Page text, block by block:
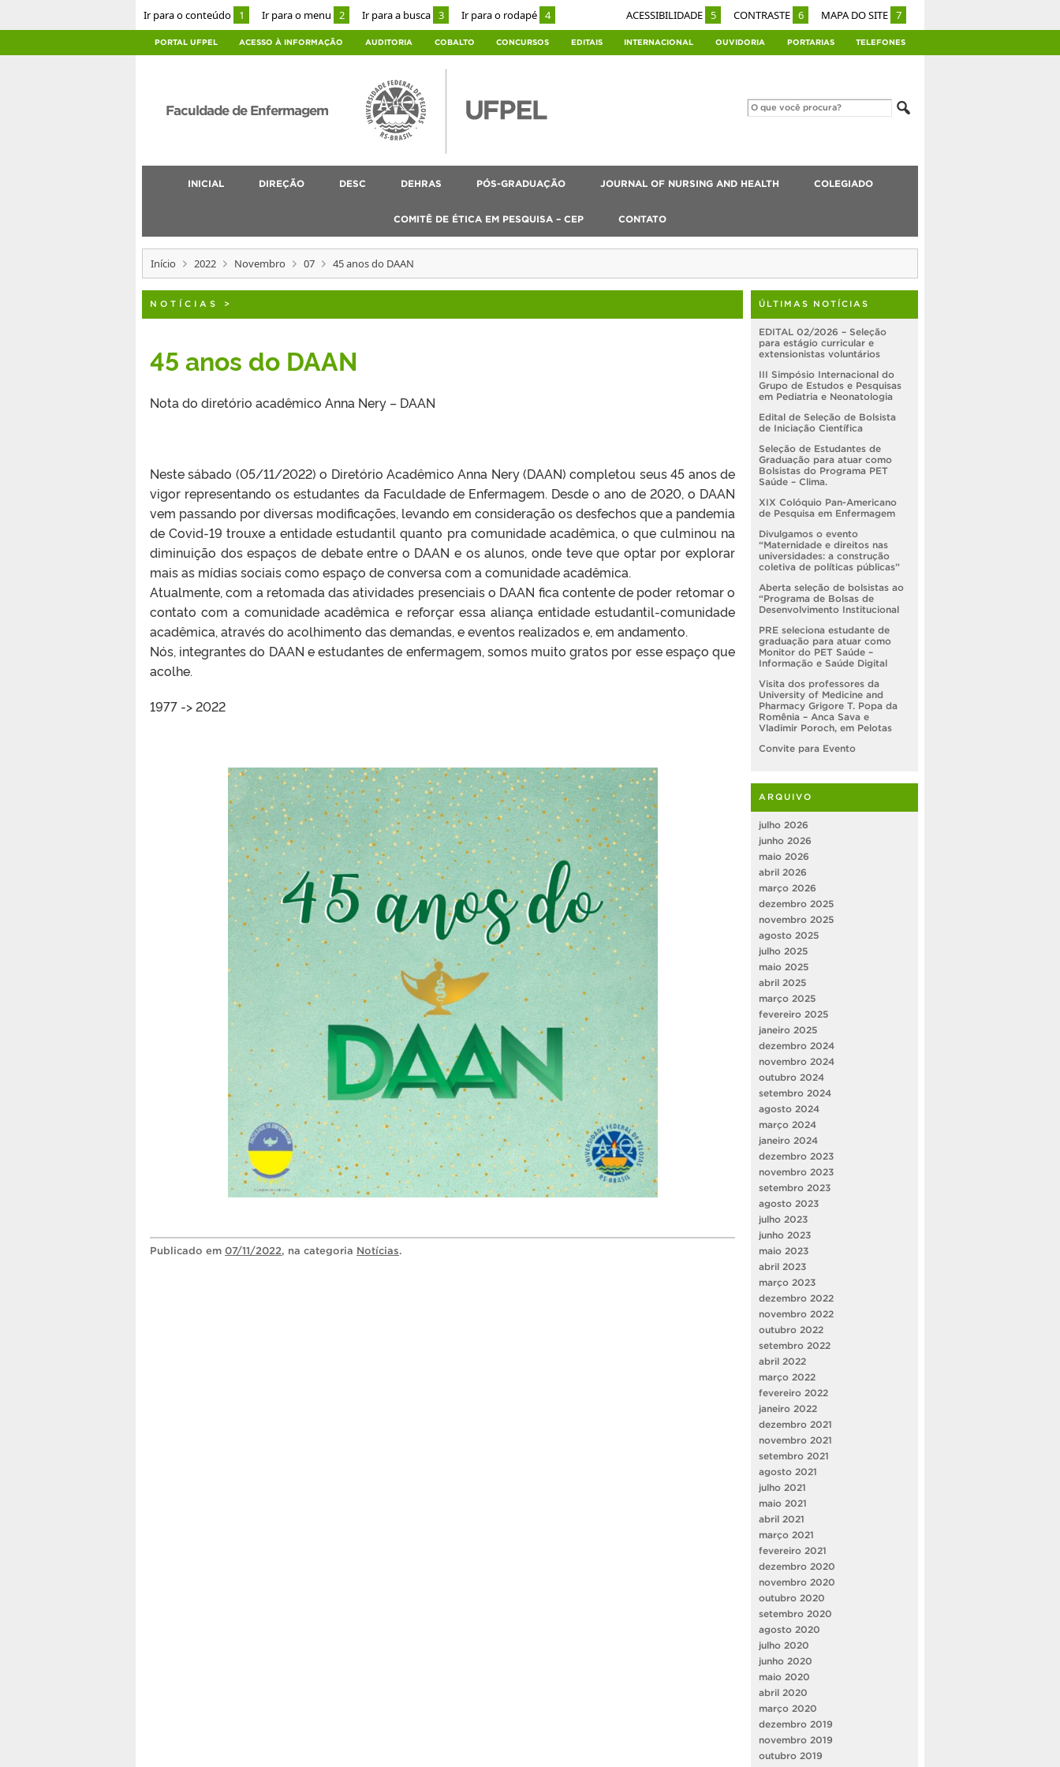
Ir para o conteúdo 1 Ir para o menu 2 Ir para a busca 3 Ir para o rodapé 4 ACESSIBILIDADE 5 CONTRASTE 6 MAPA DO SITE 7
PORTAL UFPEL ACESSO À INFORMAÇÃO AUDITORIA COBALTO CONCURSOS EDITAIS INTERNACIONAL OUVIDORIA PORTARIAS TELEFONES
Faculdade de Enfermagem
INICIAL DIREÇÃO DESC DEHRAS PÓS-GRADUAÇÃO JOURNAL OF NURSING AND HEALTH COLEGIADO
COMITÊ DE ÉTICA EM PESQUISA – CEP CONTATO
Início 2022 Novembro 07 45 anos do DAAN
NOTÍCIAS >
45 anos do DAAN
Nota do diretório acadêmico Anna Nery – DAAN
Neste sábado (05/11/2022) o Diretório Acadêmico Anna Nery (DAAN) completou seus 45 anos de
vigor representando os estudantes da Faculdade de Enfermagem. Desde o ano de 2020, o DAAN
vem passando por diversas modificações, levando em consideração os desfechos que a pandemia
de Covid-19 trouxe a entidade estudantil quanto pra comunidade acadêmica, o que culminou na
diminuição dos espaços de debate entre o DAAN e os alunos, onde teve que optar por explorar
mais as mídias sociais como espaço de conversa com a comunidade acadêmica.
Atualmente, com a retomada das atividades presenciais o DAAN fica contente de poder retomar o
contato com a comunidade acadêmica e reforçar essa aliança entidade estudantil-comunidade
acadêmica, através do acolhimento das demandas, e eventos realizados e, em andamento.
Nós, integrantes do DAAN e estudantes de enfermagem, somos muito gratos por esse espaço que
acolhe.
1977 -> 2022
Publicado em 07/11/2022, na categoria Notícias.
ÚLTIMAS NOTÍCIAS
EDITAL 02/2026 – Seleção
para estágio curricular e
extensionistas voluntários
III Simpósio Internacional do
Grupo de Estudos e Pesquisas
em Pediatria e Neonatologia
Edital de Seleção de Bolsista
de Iniciação Científica
Seleção de Estudantes de
Graduação para atuar como
Bolsistas do Programa PET
Saúde – Clima.
XIX Colóquio Pan-Americano
de Pesquisa em Enfermagem
Divulgamos o evento
“Maternidade e direitos nas
universidades: a construção
coletiva de políticas públicas”
Aberta seleção de bolsistas ao
“Programa de Bolsas de
Desenvolvimento Institucional
PRE seleciona estudante de
graduação para atuar como
Monitor do PET Saúde –
Informação e Saúde Digital
Visita dos professores da
University of Medicine and
Pharmacy Grigore T. Popa da
Romênia – Anca Sava e
Vladimir Poroch, em Pelotas
Convite para Evento
ARQUIVO
julho 2026
junho 2026
maio 2026
abril 2026
março 2026
dezembro 2025
novembro 2025
agosto 2025
julho 2025
maio 2025
abril 2025
março 2025
fevereiro 2025
janeiro 2025
dezembro 2024
novembro 2024
outubro 2024
setembro 2024
agosto 2024
março 2024
janeiro 2024
dezembro 2023
novembro 2023
setembro 2023
agosto 2023
julho 2023
junho 2023
maio 2023
abril 2023
março 2023
dezembro 2022
novembro 2022
outubro 2022
setembro 2022
abril 2022
março 2022
fevereiro 2022
janeiro 2022
dezembro 2021
novembro 2021
setembro 2021
agosto 2021
julho 2021
maio 2021
abril 2021
março 2021
fevereiro 2021
dezembro 2020
novembro 2020
outubro 2020
setembro 2020
agosto 2020
julho 2020
junho 2020
maio 2020
abril 2020
março 2020
dezembro 2019
novembro 2019
outubro 2019